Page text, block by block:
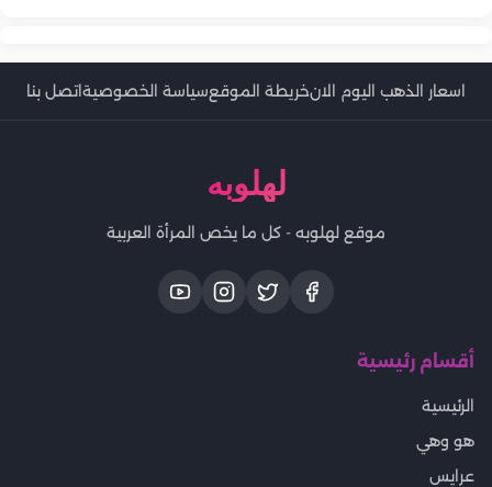
اسعار الذهب اليوم الانخريطة الموقعسياسة الخصوصيةاتصل بنا
لهلوبه
موقع لهلوبه - كل ما يخص المرأة العربية
أقسام رئيسية
الرئيسية
هو وهي
عرايس